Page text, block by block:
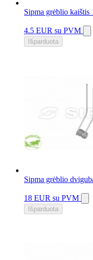
Sipma grėblio
4.5 EUR su PVM
Išparduota
Sipma grėblio
18 EUR su PVM
Išparduota